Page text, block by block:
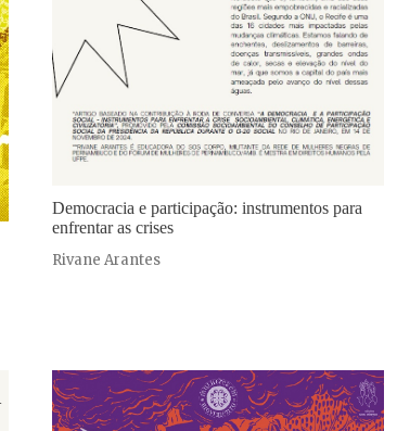
Democracia e participação: instrumentos para
enfrentar as crises
Rivane Arantes